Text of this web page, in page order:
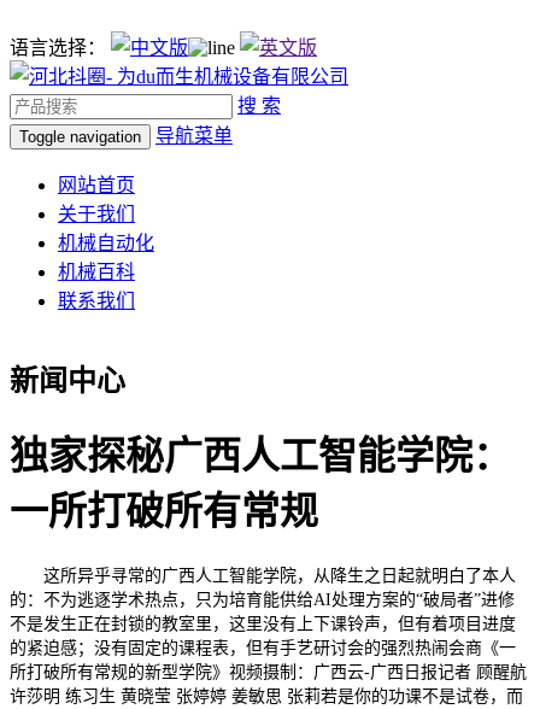
语言选择：
搜 索
Toggle navigation 导航菜单
网站首页
关于我们
机械自动化
机械百科
联系我们
新闻中心
独家探秘广西人工智能学院：
一所打破所有常规
这所异乎寻常的广西人工智能学院，从降生之日起就明白了本人
的：不为逃逐学术热点，只为培育能供给AI处理方案的“破局者”进修
不是发生正在封锁的教室里，这里没有上下课铃声，但有着项目进度
的紧迫感；没有固定的课程表，但有手艺研讨会的强烈热闹会商《一
所打破所有常规的新型学院》视频摄制：广西云-广西日报记者 顾醒航
许莎明 练习生 黄晓莹 张婷婷 姜敏思 张莉若是你的功课不是试卷，而